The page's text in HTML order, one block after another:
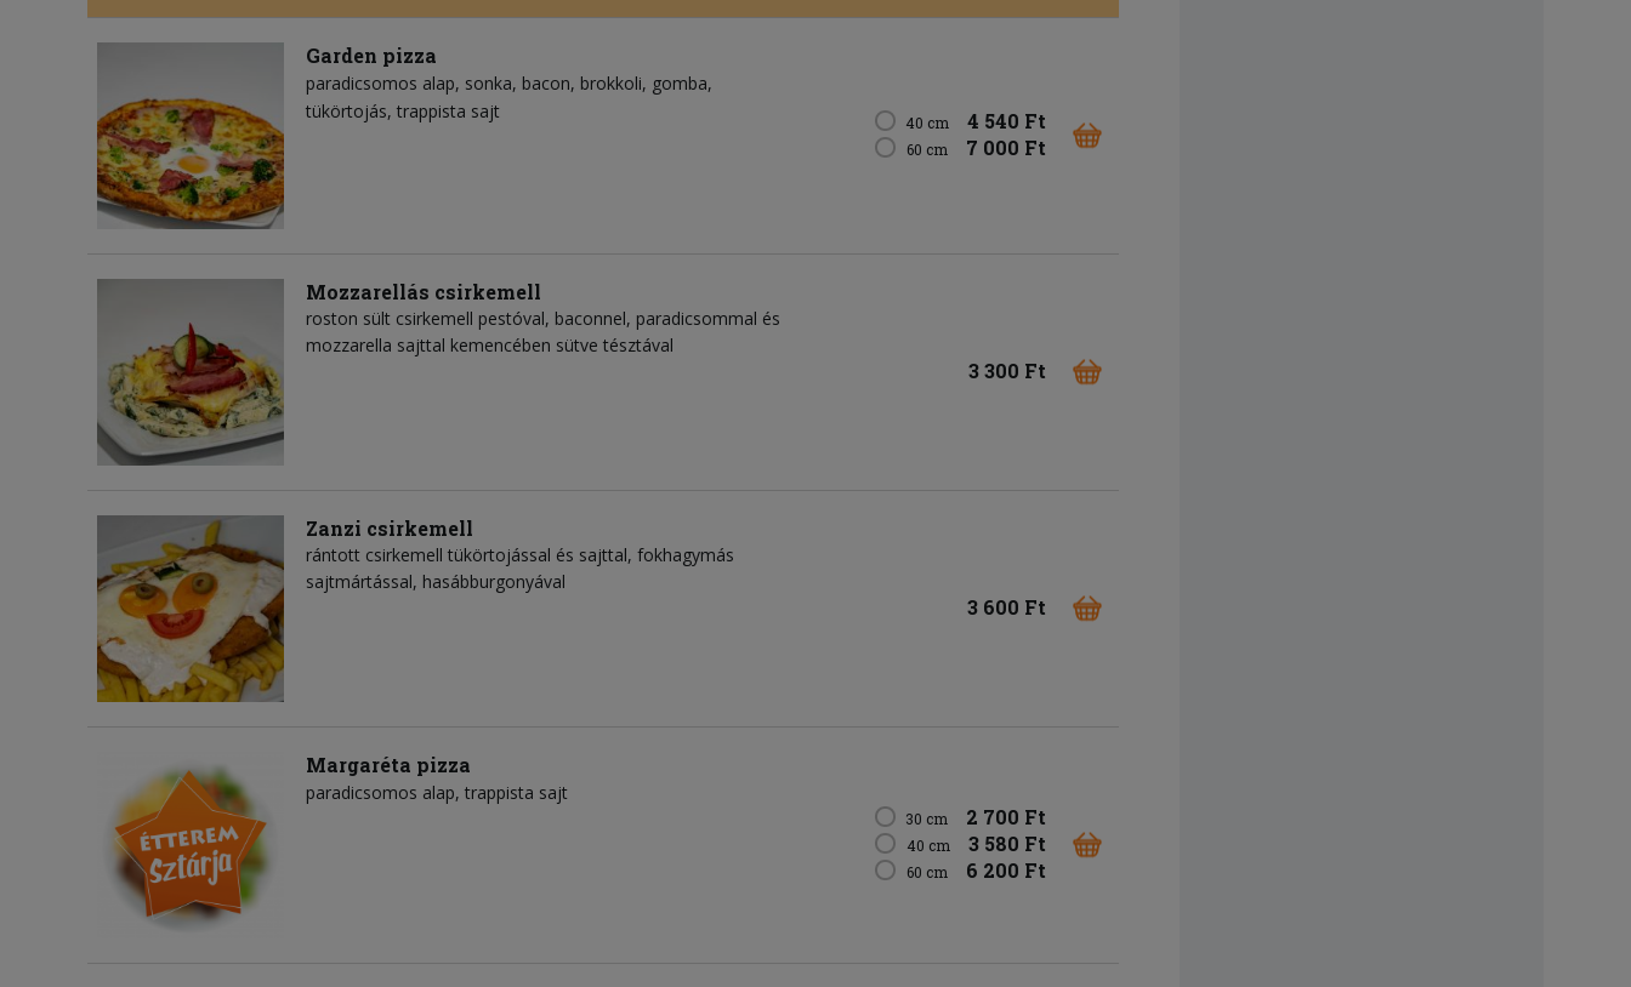
Garden pizza
paradicsomos alap sonka bacon brokkoli gomba
tükörtojás trappista sajt 40 cm 4 540 Ft
60 cm 7 000 Ft
Mozzarellás csirkemell
roston sült csirkemell pestóval, baconnel, paradicsommal és
mozzarella sajttal kemencében sütve tésztával
3 300 Ft
Zanzi csirkemell
rántott csirkemell tükörtojással és sajttal, fokhagymás
sajtmártással, hasábburgonyával
3 600 Ft
Margaréta pizza
paradicsomos alap trappista sajt
30 cm 2 700 Ft
40 cm 3 580 Ft
60 cm 6 200 Ft